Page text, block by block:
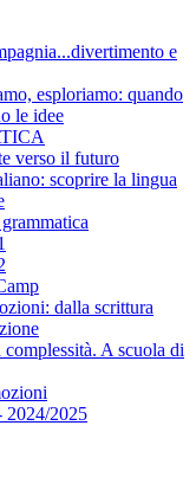
e
esploriamo: quando
le idee
verso il futuro
scoprire la lingua
dalla scrittura
A scuola di
2024/2025